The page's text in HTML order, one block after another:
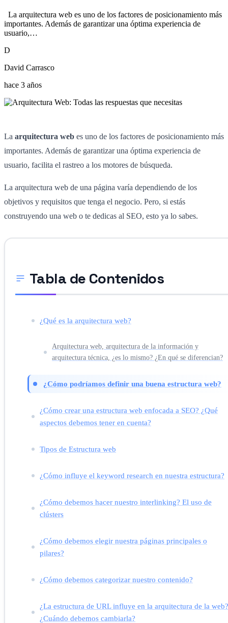
La arquitectura web es uno de los factores de posicionamiento más
importantes. Además de garantizar una óptima experiencia de
usuario,…
D
David Carrasco
hace 3 años
La arquitectura web es uno de los factores de posicionamiento más
importantes. Además de garantizar una óptima experiencia de
usuario, facilita el rastreo a los motores de búsqueda.
La arquitectura web de una página varía dependiendo de los
objetivos y requisitos que tenga el negocio. Pero, si estás
construyendo una web o te dedicas al SEO, esto ya lo sabes.
Tabla de Contenidos
¿Qué es la arquitectura web?
Arquitectura web, arquitectura de la información y
arquitectura técnica, ¿es lo mismo? ¿En qué se diferencian?
¿Cómo podríamos definir una buena estructura web?
¿Cómo crear una estructura web enfocada a SEO? ¿Qué
aspectos debemos tener en cuenta?
Tipos de Estructura web
¿Cómo influye el keyword research en nuestra estructura?
¿Cómo debemos hacer nuestro interlinking? El uso de
clústers
¿Cómo debemos elegir nuestra páginas principales o
pilares?
¿Cómo debemos categorizar nuestro contenido?
¿La estructura de URL influye en la arquitectura de la web?
¿Cuándo debemos cambiarla?